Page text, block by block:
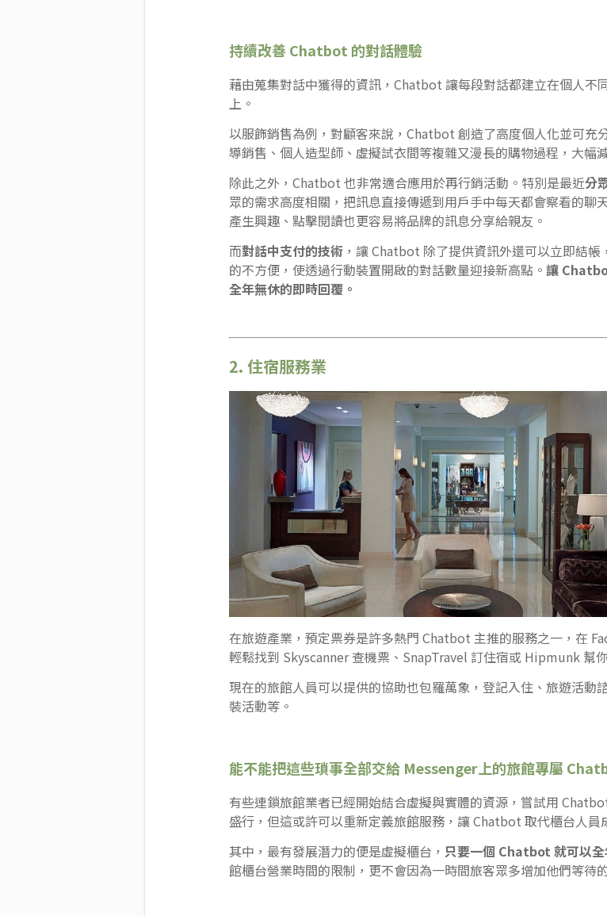
持續改善 Chatbot 的對話體驗
藉由蒐集對話中獲得的資訊，Chatbot 讓每段對話都建立在個人不
上。
以服飾銷售為例，對顧客來說，Chatbot 創造了高度個人化並可充
導銷售、個人造型師、虛擬試衣間等複雜又漫長的購物過程，大幅
除此之外，Chatbot 也非常適合應用於再行銷活動。特別是最近分
眾的需求高度相關，把訊息直接傳遞到用戶手中每天都會察看的聊
產生興趣、點擊閱讀也更容易將品牌的訊息分享給親友。
而對話中支付的技術，讓 Chatbot 除了提供資訊外還可以立即結
的不方便，使透過行動裝置開啟的對話數量迎接新高點。 讓
全年無休的即時回覆。
2. 住宿服務業
在旅遊產業，預定票券是許多熱門 Chatbot 主推的服務之一，在
輕鬆找到 Skyscanner 查機票、SnapTravel 訂住宿或 Hipmunk 幫
現在的旅館人員可以提供的協助也包羅萬象，登記入住、旅遊活動
裝活動等。
能不能把這些瑣事全部交給 Messenger上的旅館專屬
有些連鎖旅館業者已經開始結合虛擬與實體的資源，嘗試用
盛行，但這或許可以重新定義旅館服務，讓 Chatbot 取代櫃台人員
其中，最有發展潛力的便是虛擬櫃台， 只要一個 Chatbot 就可以
館櫃台營業時間的限制，更不會因為一時間旅客眾多增加他們等待